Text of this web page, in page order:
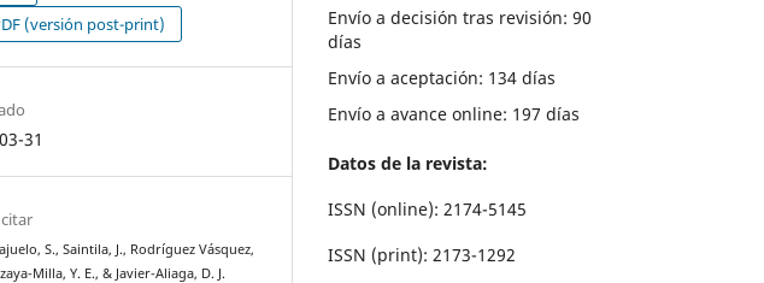
(versión post-print)
31
S., Saintila, J., Rodríguez Vásquez,
Milla, Y. E., & Javier-Aliaga, D. J.
Envío a decisión tras revisión: 90
días
Envío a aceptación: 134 días
Envío a avance online: 197 días
Datos de la revista:
ISSN (online): 2174-5145
ISSN (print): 2173-1292